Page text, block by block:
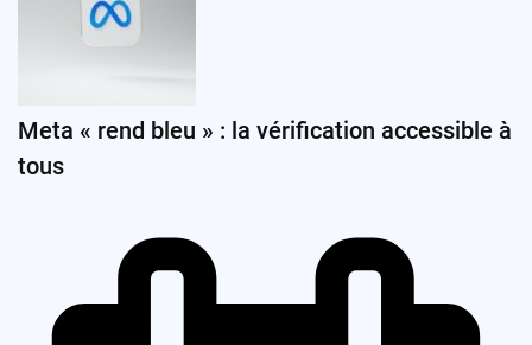
Meta « rend bleu » : la vérification accessible à
tous